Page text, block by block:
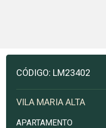
CÓDIGO: LM23402
VILA MARIA ALTA
APARTAMENTO